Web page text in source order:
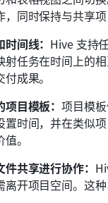
同时保持与共享项
间线： Hive 支持
射任务在时间上的
成果。
项目模板：项目模
置时间，并在类似
。
共享进行协作：
开项目空间。这